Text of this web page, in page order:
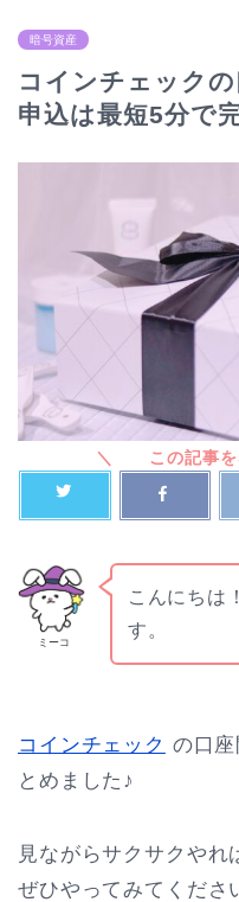
暗号資産
コインチェックの
申込は最短5分で
ミーコ
こんにちは！
す。
コインチェック の口
とめました♪
見ながらサクサクやれ
ぜひやってみてくださ